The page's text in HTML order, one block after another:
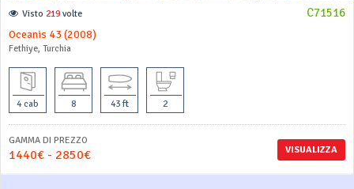
C71516
Visto 219 volte
Oceanis 43 (2008)
Fethiye, Turchia
4 cab 8 43 ft 2
VISUALIZZA
GAMMA DI PREZZO
1440€ - 2850€